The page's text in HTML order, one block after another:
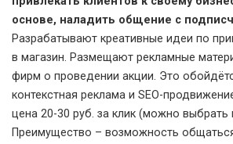
основе, наладить общение с
Разрабатывают креативные идеи по
в магазин. Размещают рекламные
фирм о проведении акции. Это
контекстная реклама и SEO-
цена 20-30 руб. за клик (можно выбрать
Преимущество – возможность